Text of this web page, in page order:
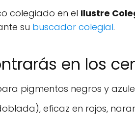
colegiado en el Ilustre
su buscador colegial.
en los
pigmentos negros y
eficaz en rojos,